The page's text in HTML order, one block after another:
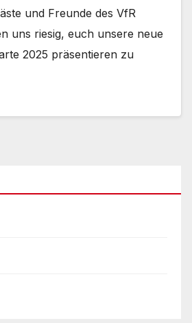
und Freunde des VfR
uns riesig, euch unsere neue
2025 präsentieren zu